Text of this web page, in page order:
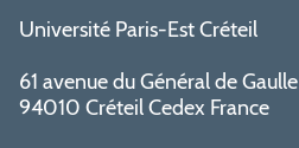
Université Paris-Est Créteil
61 avenue du Général de Gaulle
94010 Créteil Cedex France